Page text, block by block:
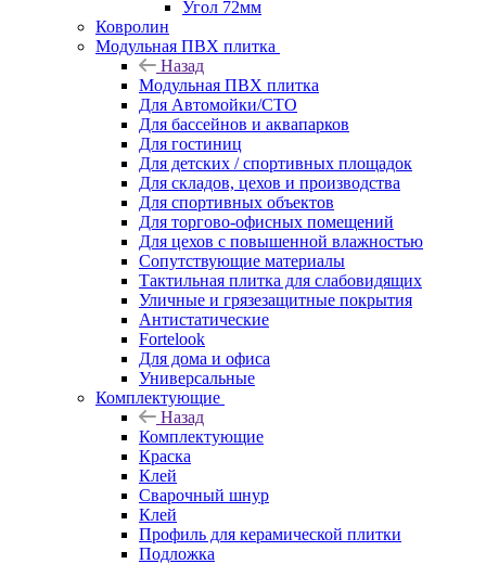
Угол 72мм
Ковролин
Модульная ПВХ плитка
Назад
Модульная ПВХ плитка
Для Автомойки/СТО
Для бассейнов и аквапарков
Для гостиниц
Для детских / спортивных площадок
Для складов, цехов и производства
Для спортивных объектов
Для торгово-офисных помещений
Для цехов с повышенной влажностью
Сопутствующие материалы
Тактильная плитка для слабовидящих
Уличные и грязезащитные покрытия
Антистатические
Fortelook
Для дома и офиса
Универсальные
Комплектующие
Назад
Комплектующие
Краска
Клей
Сварочный шнур
Клей
Профиль для керамической плитки
Подложка